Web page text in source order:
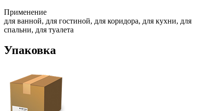
Применение
для ванной, для гостиной, для коридора, для кухни, для
спальни, для туалета
Упаковка